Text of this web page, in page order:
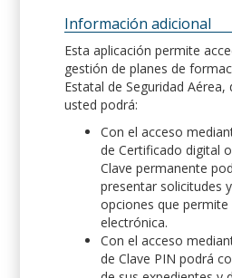
Información adicional
Esta aplicación permite
gestión de planes de
Estatal de Seguridad Aérea,
usted podrá:
Con el acceso
de Certificado digital
Clave permanente
presentar solicitudes
opciones que permite
electrónica.
Con el acceso
de Clave PIN podrá